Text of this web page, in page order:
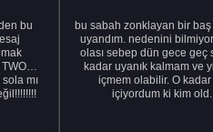
bu
mı
bu sabah zonklayan bir baş
uyandım. nedenini
olası sebep dün gece geç
kadar uyanık kalmam ve
içmem olabilir. O kadar çok
içiyordum ki kim